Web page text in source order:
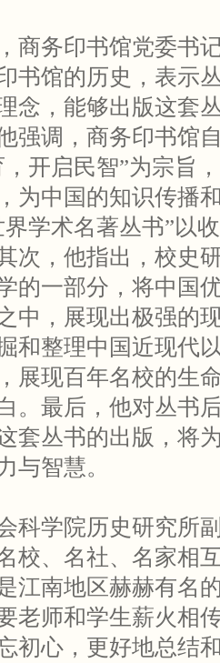
商务印书馆党委书
书馆的历史，表示
念，能够出版这套
强调，商务印书馆
，开启民智”为宗旨
为中国的知识传播
界学术名著丛书”以
次，他指出，校史
的一部分，将中国
中，展现出极强的
和整理中国近现代
展现百年名校的生
。最后，他对丛书
套丛书的出版，将
与智慧。
科学院历史研究所
校、名社、名家相
江南地区赫赫有名
老师和学生薪火相
初心，更好地总结